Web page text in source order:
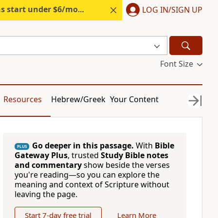
start under $6/month. Start free. LOG IN/SIGN UP
Font Size
Resources Hebrew/Greek Your Content
PLUS Go deeper in this passage. With Bible
Gateway Plus, trusted Study Bible notes
and commentaryshow beside the verses
you're reading—so you can explore the
meaning and context of Scripture without
leaving the page.
Start 7-day free trial Learn More